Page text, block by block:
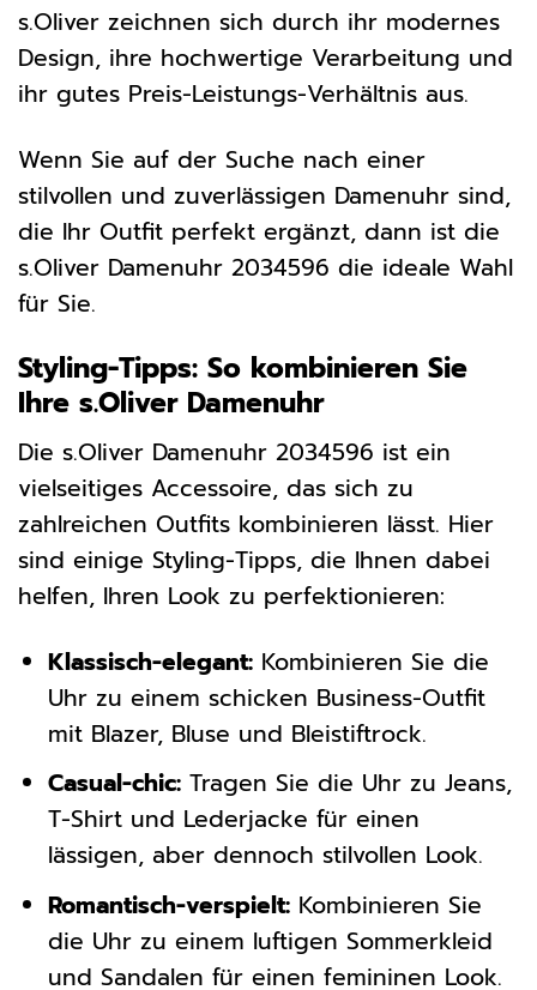
s.Oliver zeichnen sich durch ihr modernes
Design, ihre hochwertige Verarbeitung und
ihr gutes Preis-Leistungs-Verhältnis aus.
Wenn Sie auf der Suche nach einer
stilvollen und zuverlässigen Damenuhr sind,
die Ihr Outfit perfekt ergänzt, dann ist die
s.Oliver Damenuhr 2034596 die ideale Wahl
für Sie.
Styling-Tipps: So kombinieren Sie
Ihre s.Oliver Damenuhr
Die s.Oliver Damenuhr 2034596 ist ein
vielseitiges Accessoire, das sich zu
zahlreichen Outfits kombinieren lässt. Hier
sind einige Styling-Tipps, die Ihnen dabei
helfen, Ihren Look zu perfektionieren:
Klassisch-elegant:Kombinieren Sie die
Uhr zu einem schicken Business-Outfit
mit Blazer, Bluse und Bleistiftrock.
Casual-chic:Tragen Sie die Uhr zu Jeans,
T-Shirt und Lederjacke für einen
lässigen, aber dennoch stilvollen Look.
Romantisch-verspielt:Kombinieren Sie
die Uhr zu einem luftigen Sommerkleid
und Sandalen für einen femininen Look.